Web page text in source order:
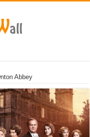
Abbey